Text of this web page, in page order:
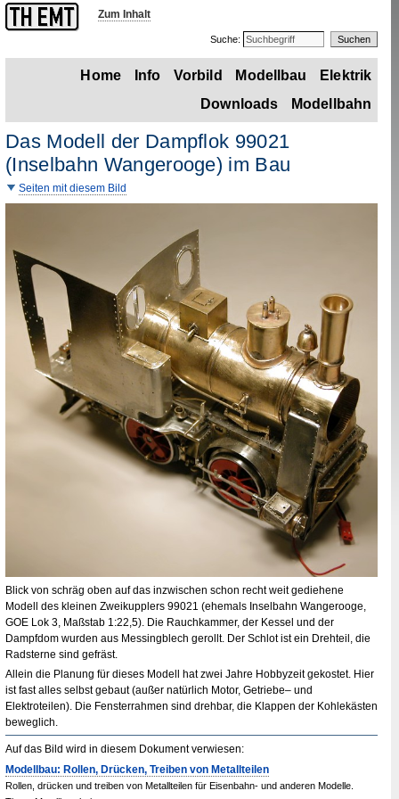
Zum Inhalt
Suche:
Home Info Vorbild Modellbau
Elektrik
Downloads
Modellbahn
Das Modell der Dampflok 99021
(Inselbahn Wangerooge) im Bau
Seiten mit diesem Bild
Blick von schräg oben auf das inzwischen schon recht weit gediehene
Modell des kleinen Zweikupplers 99021 (ehemals Inselbahn Wangerooge,
GOE Lok 3, Maßstab 1:22,5). Die Rauchkammer, der Kessel und der
Dampfdom wurden aus Messingblech gerollt. Der Schlot ist ein Drehteil, die
Radsterne sind gefräst.
Allein die Planung für dieses Modell hat zwei Jahre Hobbyzeit gekostet. Hier
ist fast alles selbst gebaut (außer natürlich Motor, Getriebe– und
Elektroteilen). Die Fensterrahmen sind drehbar, die Klappen der Kohlekästen
beweglich.
Auf das Bild wird in diesem Dokument verwiesen:
Modellbau: Rollen, Drücken, Treiben von Metallteilen
Rollen, drücken und treiben von Metallteilen für Eisenbahn- und anderen Modelle.